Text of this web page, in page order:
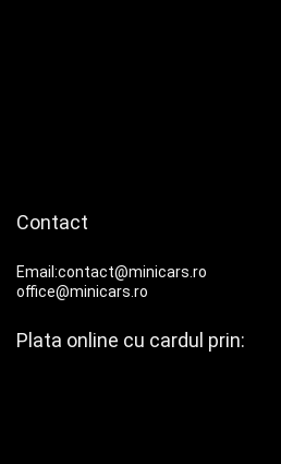
Contact
Email:contact@minicars.ro
office@minicars.ro
Plata online cu cardul prin: